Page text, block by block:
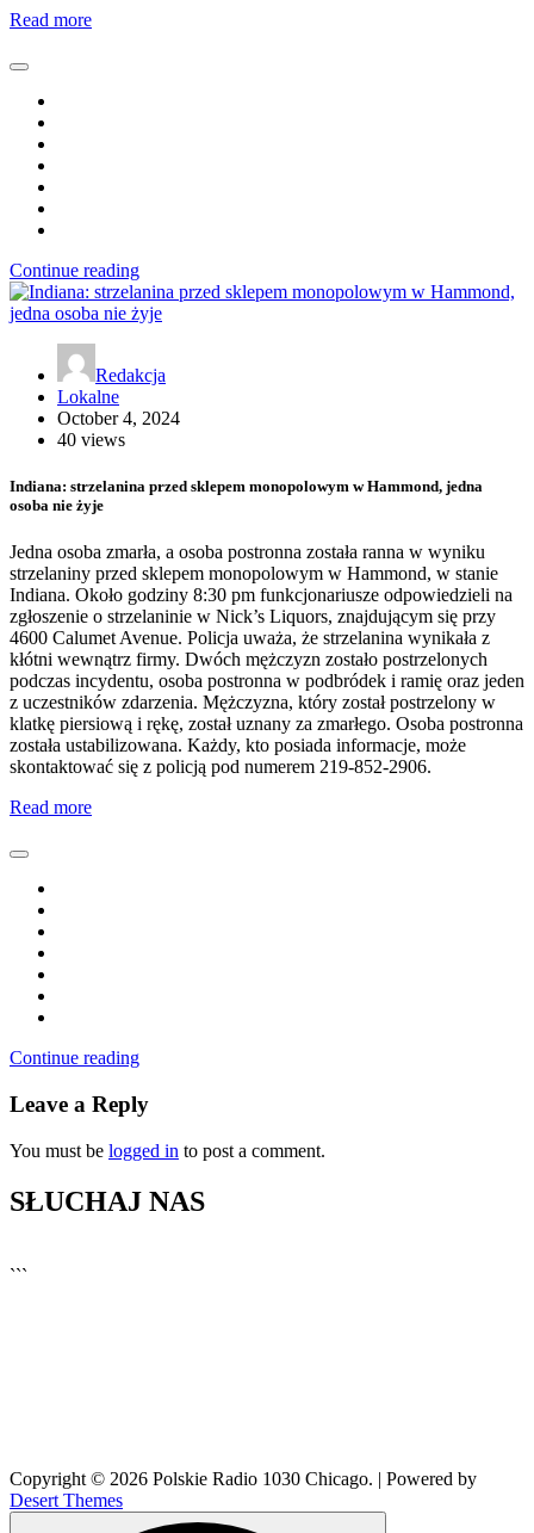
Read more
Continue reading
Redakcja
Lokalne
October 4, 2024
40 views
Indiana: strzelanina przed sklepem monopolowym w Hammond, jedna
osoba nie żyje
Jedna osoba zmarła, a osoba postronna została ranna w wyniku
strzelaniny przed sklepem monopolowym w Hammond, w stanie
Indiana. Około godziny 8:30 pm funkcjonariusze odpowiedzieli na
zgłoszenie o strzelaninie w Nick’s Liquors, znajdującym się przy
4600 Calumet Avenue. Policja uważa, że strzelanina wynikała z
kłótni wewnątrz firmy. Dwóch mężczyzn zostało postrzelonych
podczas incydentu, osoba postronna w podbródek i ramię oraz jeden
z uczestników zdarzenia. Mężczyzna, który został postrzelony w
klatkę piersiową i rękę, został uznany za zmarłego. Osoba postronna
została ustabilizowana. Każdy, kto posiada informacje, może
skontaktować się z policją pod numerem 219-852-2906.
Read more
Continue reading
Leave a Reply
You must be logged in to post a comment.
SŁUCHAJ NAS
```
Copyright © 2026 Polskie Radio 1030 Chicago. | Powered by
Desert Themes